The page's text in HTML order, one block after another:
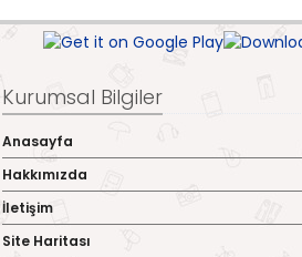
Kurumsal Bilgiler
Anasayfa
Hakkımızda
İletişim
Site Haritası